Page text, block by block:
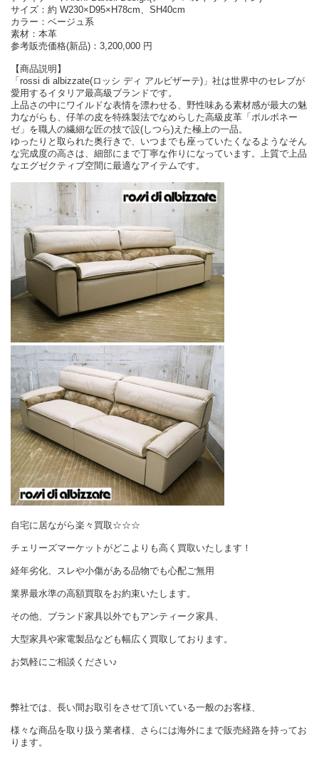
サイズ：約 W230×D95×H78cm、SH40cm
カラー：ベージュ系
素材：本革
参考販売価格(新品)：3,200,000 円
【商品説明】
「rossi di albizzate(ロッシ ディ アルビザーテ)」社は世界中のセレブが
愛用するイタリア最高級ブランドです。
上品さの中にワイルドな表情を漂わせる、野性味ある素材感が最大の魅
力ながらも、仔羊の皮を特殊製法でなめらした高級皮革「ボルボネー
ゼ」を職人の繊細な匠の技で設(しつら)えた極上の一品。
ゆったりと取られた奥行きで、いつまでも座っていたくなるようなそん
な完成度の高さは、細部にまで丁寧な作りになっています。上質で上品
なエグゼクティブ空間に最適なアイテムです。
自宅に居ながら楽々買取☆☆☆
チェリーズマーケットがどこよりも高く買取いたします！
経年劣化、スレや小傷がある品物でも心配ご無用
業界最水準の高額買取をお約束いたします。
その他、ブランド家具以外でもアンティーク家具、
大型家具や家電製品なども幅広く買取しております。
お気軽にご相談ください♪
弊社では、長い間お取引をさせて頂いている一般のお客様、
様々な商品を取り扱う業者様、さらには海外にまで販売経路を持ってお
ります。